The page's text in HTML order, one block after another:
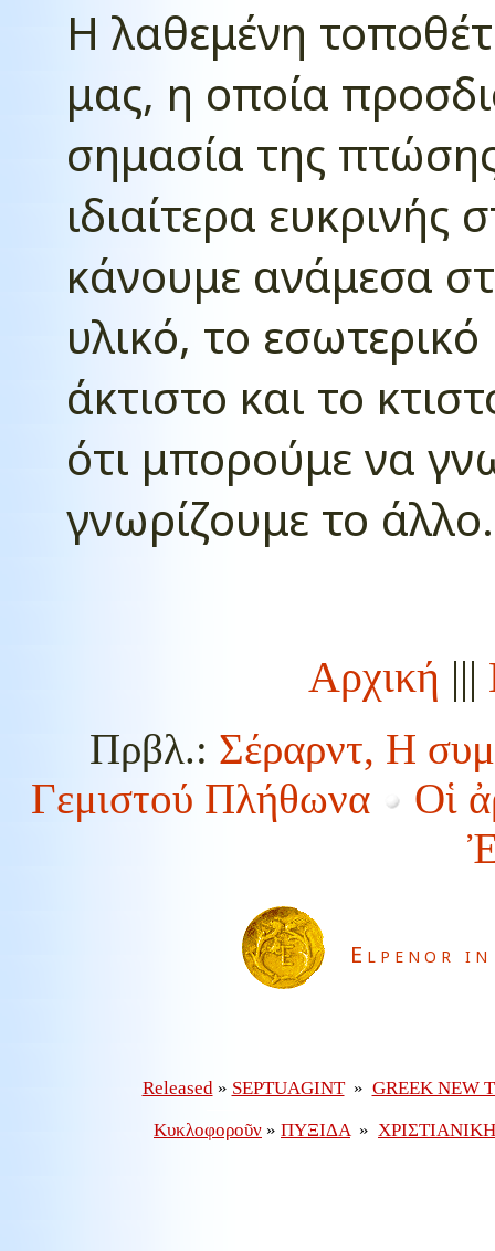
Η λαθεμένη
μας, η οποία
σημασία της
ιδιαίτερα
κάνουμε ανάμεσα
υλικό, το
άκτιστο και το
ότι μπορούμε να
γνωρίζουμε το άλλο.
Αρχική |||
Πρβλ.: Σέραρντ, Η
Γεμιστού Πλήθωνα
Οἱ
Elpenor